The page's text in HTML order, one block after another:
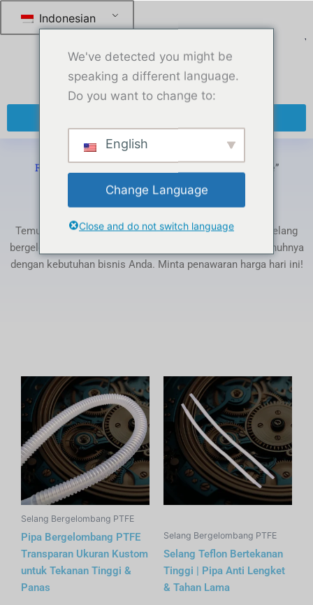
Indonesian
Rumah Produk di-tag “high pressure teflon hose”
Tag: high pressure teflon hose
Temukan berbagai produk PTFE kami: tabung, batang, selang
bergelombang, gasket, dan film. Dapat disesuaikan sepenuhnya
dengan kebutuhan bisnis Anda. Minta penawaran harga hari ini!
Selang Bergelombang PTFE
Pipa Bergelombang PTFE
Transparan Ukuran Kustom
untuk Tekanan Tinggi &
Panas
Selang Bergelombang PTFE
Selang Teflon Bertekanan
Tinggi | Pipa Anti Lengket
& Tahan Lama
We've detected you might be
speaking a different language.
Do you want to change to:
English
Change Language
Close and do not switch language